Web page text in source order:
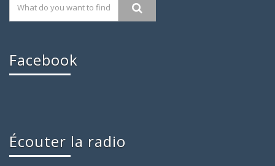
Facebook
Écouter la radio